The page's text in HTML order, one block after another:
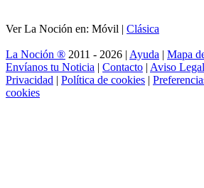
Ver La Noción en: Móvil | Clásica
La Noción ® 2011 - 2026 | Ayuda | Mapa
Envíanos tu Noticia | Contacto | Aviso Legal
Privacidad | Política de cookies |
cookies